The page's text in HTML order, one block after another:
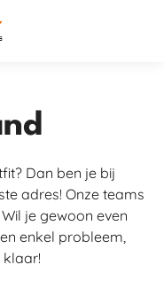
Dan ben je bij
adres! Onze teams
je gewoon even
enkel probleem,